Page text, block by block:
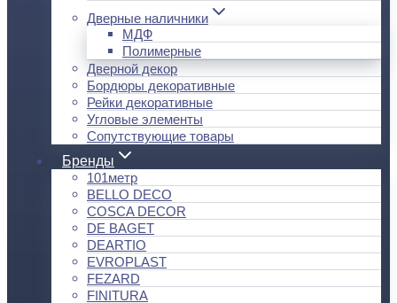
Дверные наличники
МДФ
Полимерные
Дверной декор
Бордюры декоративные
Рейки декоративные
Угловые элементы
Сопутствующие товары
Бренды
101метр
BELLO DECO
COSCA DECOR
DE BAGET
DEARTIO
EVROPLAST
FEZARD
FINITURA